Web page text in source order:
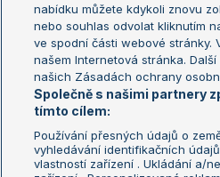
Aktualní trendy
Fotbalové přestupy
Livesport Daily
LS Prague Open
Podmínky užití
nabídku můžete kdykoli znovu
nebo souhlas odvolat kliknutím
ve spodní části webové stránky.
našem Internetová stránka.
našich Zásadách ochrany
Společně s našimi partnery
tímto cílem:
Používání přesných údajů o
vyhledávání identifikačních
vlastností zařízení . Ukládání a/